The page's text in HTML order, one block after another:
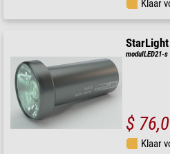
Klaar
modulLED21-
$
Klaar